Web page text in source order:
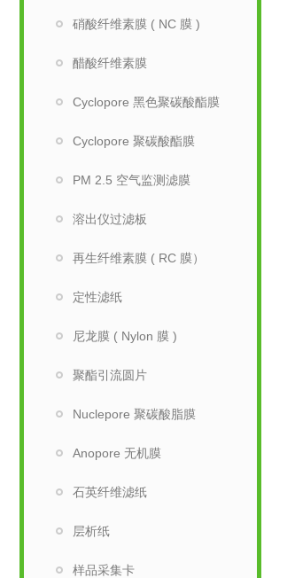
硝酸纤维素膜 ( NC 膜 )
醋酸纤维素膜
Cyclopore 黑色聚碳酸酯膜
Cyclopore 聚碳酸酯膜
PM 2.5 空气监测滤膜
溶出仪过滤板
再生纤维素膜 ( RC 膜）
定性滤纸
尼龙膜 ( Nylon 膜 )
聚酯引流圆片
Nuclepore 聚碳酸脂膜
Anopore 无机膜
石英纤维滤纸
层析纸
样品采集卡